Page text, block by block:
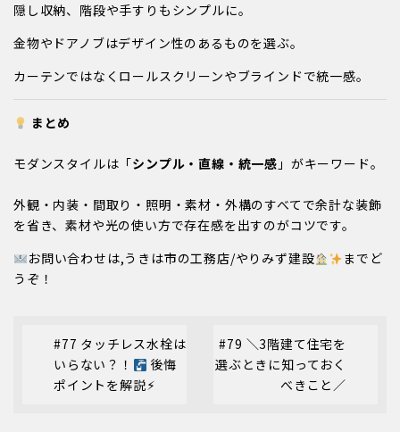
隠し収納、階段や手すりもシンプルに。
金物やドアノブはデザイン性のあるものを選ぶ。
カーテンではなくロールスクリーンやブラインドで統一感。
まとめ
モダンスタイルは「シンプル・直線・統一感 」がキーワード。
外観・内装・間取り・照明・素材・外構のすべてで余計な装飾
を省き、素材や光の使い方で存在感を出すのがコツです。
お問い合わせは,うきは市の工務店/やりみず建設
までど
うぞ！
#77 タッチレス水栓は
いらない？！
後悔
ポイントを解説⚡︎
#79 ＼3階建て住宅を
選ぶときに知っておく
べきこと／